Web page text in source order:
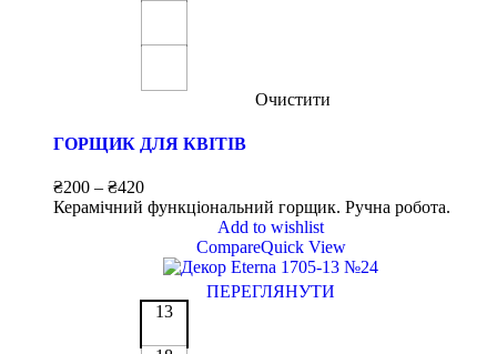
Очистити
ГОРЩИК ДЛЯ КВІТІВ
₴200 – ₴420
Керамічний функціональний горщик. Ручна робота.
Add to wishlist
CompareQuick View
ПЕРЕГЛЯНУТИ
13